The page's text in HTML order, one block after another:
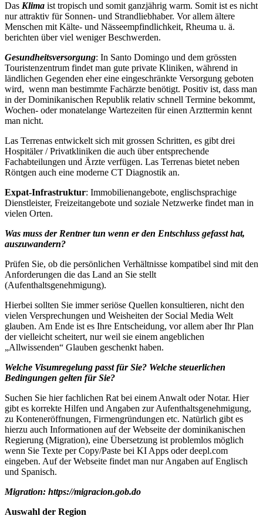
Das Klima ist tropisch und somit ganzjährig warm. Somit ist es nicht
nur attraktiv für Sonnen- und Strandliebhaber. Vor allem ältere
Menschen mit Kälte- und Nässeempfindlichkeit, Rheuma u. ä.
berichten über viel weniger Beschwerden.
Gesundheitsversorgung: In Santo Domingo und dem grössten
Touristenzentrum findet man gute private Kliniken, während in
ländlichen Gegenden eher eine eingeschränkte Versorgung geboten
wird, wenn man bestimmte Fachärzte benötigt. Positiv ist, dass man
in der Dominikanischen Republik relativ schnell Termine bekommt,
Wochen- oder monatelange Wartezeiten für einen Arzttermin kennt
man nicht.
Las Terrenas entwickelt sich mit grossen Schritten, es gibt drei
Hospitäler / Privatkliniken die auch über entsprechende
Fachabteilungen und Ärzte verfügen. Las Terrenas bietet neben
Röntgen auch eine moderne CT Diagnostik an.
Expat-Infrastruktur: Immobilienangebote, englischsprachige
Dienstleister, Freizeitangebote und soziale Netzwerke findet man in
vielen Orten.
Was muss der Rentner tun wenn er den Entschluss gefasst hat,
auszuwandern?
Prüfen Sie, ob die persönlichen Verhältnisse kompatibel sind mit den
Anforderungen die das Land an Sie stellt
(Aufenthaltsgenehmigung).
Hierbei sollten Sie immer seriöse Quellen konsultieren, nicht den
vielen Versprechungen und Weisheiten der Social Media Welt
glauben. Am Ende ist es Ihre Entscheidung, vor allem aber Ihr Plan
der vielleicht scheitert, nur weil sie einem angeblichen
„Allwissenden“ Glauben geschenkt haben.
Welche Visumregelung passt für Sie? Welche steuerlichen
Bedingungen gelten für Sie?
Suchen Sie hier fachlichen Rat bei einem Anwalt oder Notar. Hier
gibt es korrekte Hilfen und Angaben zur Aufenthaltsgenehmigung,
zu Konteneröffnungen, Firmengründungen etc. Natürlich gibt es
hierzu auch Informationen auf der Webseite der dominikanischen
Regierung (Migration), eine Übersetzung ist problemlos möglich
wenn Sie Texte per Copy/Paste bei KI Apps oder deepl.com
eingeben. Auf der Webseite findet man nur Angaben auf Englisch
und Spanisch.
Migration: https://migracion.gob.do
Auswahl der Region